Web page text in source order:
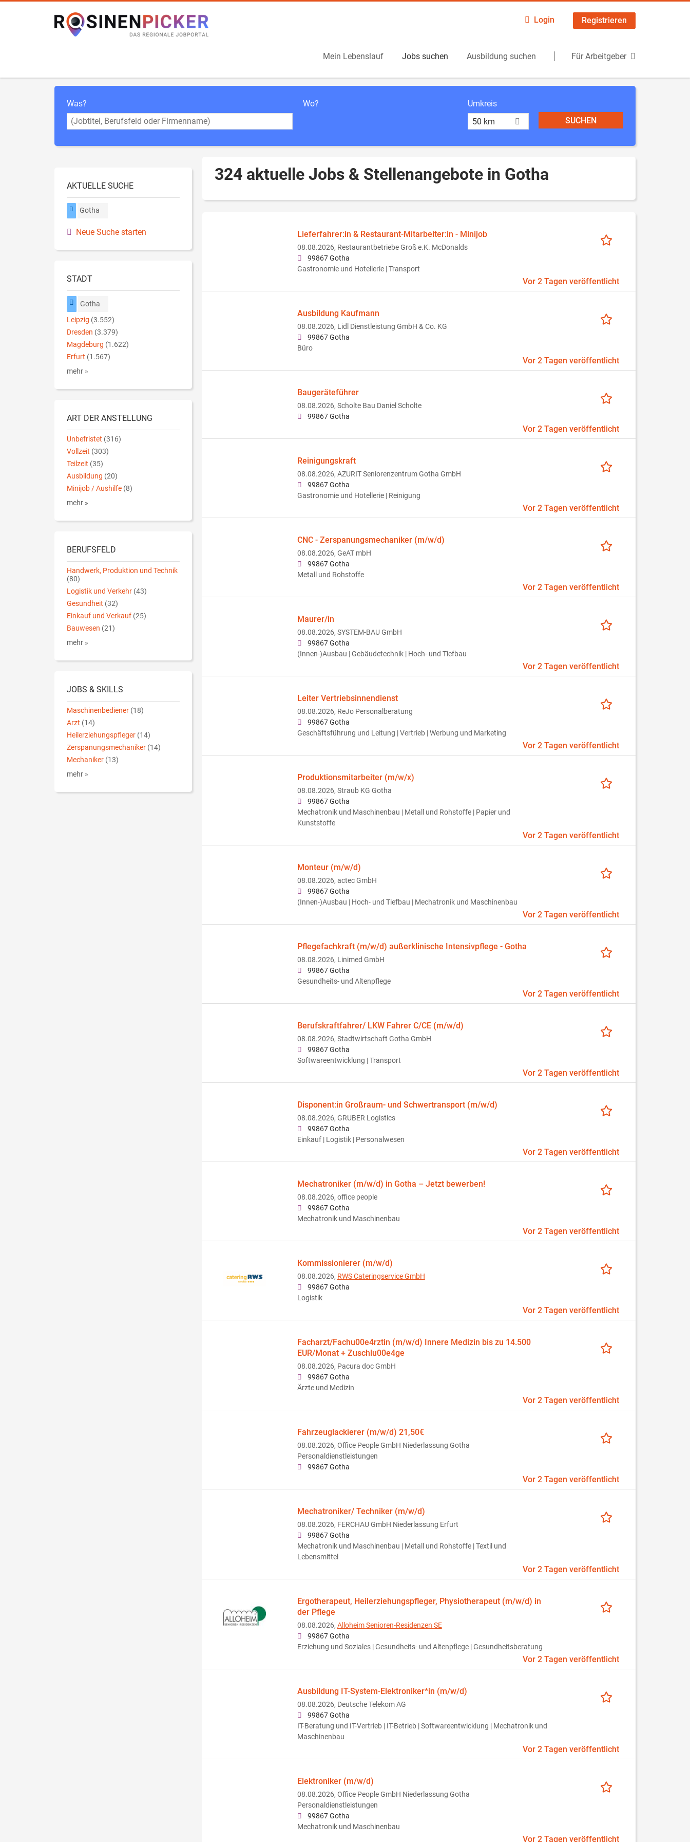
Login Registrieren
Mein Lebenslauf Jobs suchen Ausbildung suchen Für Arbeitgeber
Was? Wo?
Umkreis
50 km
324 aktuelle Jobs & Stellenangebote in Gotha
Lieferfahrer:in & Restaurant-Mitarbeiter:in - Minijob
08.08.2026, Restaurantbetriebe Groß e.K. McDonalds
99867 Gotha
Gastronomie und Hotellerie | Transport
Vor 2 Tagen veröffentlicht
Ausbildung Kaufmann
08.08.2026, Lidl Dienstleistung GmbH & Co. KG
99867 Gotha
Büro
Vor 2 Tagen veröffentlicht
Baugeräteführer
08.08.2026, Scholte Bau Daniel Scholte
99867 Gotha
Vor 2 Tagen veröffentlicht
Reinigungskraft
08.08.2026, AZURIT Seniorenzentrum Gotha GmbH
99867 Gotha
Gastronomie und Hotellerie | Reinigung
Vor 2 Tagen veröffentlicht
CNC - Zerspanungsmechaniker (m/w/d)
08.08.2026, GeAT mbH
99867 Gotha
Metall und Rohstoffe
Vor 2 Tagen veröffentlicht
Maurer/in
08.08.2026, SYSTEM-BAU GmbH
99867 Gotha
(Innen-)Ausbau | Gebäudetechnik | Hoch- und Tiefbau
Vor 2 Tagen veröffentlicht
Leiter Vertriebsinnendienst
08.08.2026, ReJo Personalberatung
99867 Gotha
Geschäftsführung und Leitung | Vertrieb | Werbung und Marketing
Vor 2 Tagen veröffentlicht
Produktionsmitarbeiter (m/w/x)
08.08.2026, Straub KG Gotha
99867 Gotha
Mechatronik und Maschinenbau | Metall und Rohstoffe | Papier und
Kunststoffe
Vor 2 Tagen veröffentlicht
Monteur (m/w/d)
08.08.2026, actec GmbH
99867 Gotha
(Innen-)Ausbau | Hoch- und Tiefbau | Mechatronik und Maschinenbau
Vor 2 Tagen veröffentlicht
Pflegefachkraft (m/w/d) außerklinische Intensivpflege - Gotha
08.08.2026, Linimed GmbH
99867 Gotha
Gesundheits- und Altenpflege
Vor 2 Tagen veröffentlicht
Berufskraftfahrer/ LKW Fahrer C/CE (m/w/d)
08.08.2026, Stadtwirtschaft Gotha GmbH
99867 Gotha
Softwareentwicklung | Transport
Vor 2 Tagen veröffentlicht
Disponent:in Großraum- und Schwertransport (m/w/d)
08.08.2026, GRUBER Logistics
99867 Gotha
Einkauf | Logistik | Personalwesen
Vor 2 Tagen veröffentlicht
Mechatroniker (m/w/d) in Gotha – Jetzt bewerben!
08.08.2026, office people
99867 Gotha
Mechatronik und Maschinenbau
Vor 2 Tagen veröffentlicht
Kommissionierer (m/w/d)
08.08.2026, RWS Cateringservice GmbH
99867 Gotha
Logistik
Vor 2 Tagen veröffentlicht
Facharzt/Fachu00e4rztin (m/w/d) Innere Medizin bis zu 14.500
EUR/Monat + Zuschlu00e4ge
08.08.2026, Pacura doc GmbH
99867 Gotha
Ärzte und Medizin
Vor 2 Tagen veröffentlicht
Fahrzeuglackierer (m/w/d) 21,50€
08.08.2026, Office People GmbH Niederlassung Gotha
Personaldienstleistungen
99867 Gotha
Vor 2 Tagen veröffentlicht
Mechatroniker/ Techniker (m/w/d)
08.08.2026, FERCHAU GmbH Niederlassung Erfurt
99867 Gotha
Mechatronik und Maschinenbau | Metall und Rohstoffe | Textil und
Lebensmittel
Vor 2 Tagen veröffentlicht
Ergotherapeut, Heilerziehungspfleger, Physiotherapeut (m/w/d) in
der Pflege
08.08.2026, Alloheim Senioren-Residenzen SE
99867 Gotha
Erziehung und Soziales | Gesundheits- und Altenpflege | Gesundheitsberatung
Vor 2 Tagen veröffentlicht
Ausbildung IT-System-Elektroniker*in (m/w/d)
08.08.2026, Deutsche Telekom AG
99867 Gotha
IT-Beratung und IT-Vertrieb | IT-Betrieb | Softwareentwicklung | Mechatronik und
Maschinenbau
Vor 2 Tagen veröffentlicht
Elektroniker (m/w/d)
08.08.2026, Office People GmbH Niederlassung Gotha
Personaldienstleistungen
99867 Gotha
Mechatronik und Maschinenbau
Vor 2 Tagen veröffentlicht
AKTUELLE SUCHE
Gotha
Neue Suche starten
STADT
Gotha
Leipzig (3.552)
Dresden (3.379)
Magdeburg (1.622)
Erfurt (1.567)
mehr »
ART DER ANSTELLUNG
Unbefristet (316)
Vollzeit (303)
Teilzeit (35)
Ausbildung (20)
Minijob / Aushilfe (8)
mehr »
BERUFSFELD
Handwerk, Produktion und Technik
(80)
Logistik und Verkehr (43)
Gesundheit (32)
Einkauf und Verkauf (25)
Bauwesen (21)
mehr »
JOBS & SKILLS
Maschinenbediener (18)
Arzt (14)
Heilerziehungspfleger (14)
Zerspanungsmechaniker (14)
Mechaniker (13)
mehr »